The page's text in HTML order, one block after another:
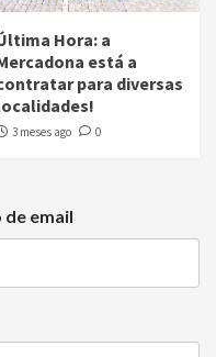
Hora: a
está a
para diversas
3 meses ago 0
email